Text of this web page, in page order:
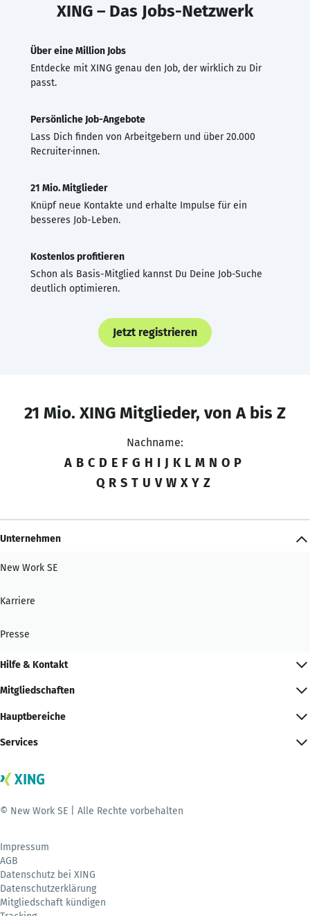
XING – Das Jobs-Netzwerk
Über eine Million Jobs
Entdecke mit XING genau den Job, der wirklich zu Dir
passt.
Persönliche Job-Angebote
Lass Dich finden von Arbeitgebern und über 20.000
Recruiter·innen.
21 Mio. Mitglieder
Knüpf neue Kontakte und erhalte Impulse für ein
besseres Job-Leben.
Kostenlos profitieren
Schon als Basis-Mitglied kannst Du Deine Job-Suche
deutlich optimieren.
Jetzt registrieren
21 Mio. XING Mitglieder, von A bis Z
Nachname:
A B C D E F G H I J K L M N O P
Q R S T U V W X Y Z
Unternehmen
New Work SE
Karriere
Presse
Hilfe & Kontakt
Mitgliedschaften
Hauptbereiche
Services
© New Work SE | Alle Rechte vorbehalten
Impressum
AGB
Datenschutz bei XING
Datenschutzerklärung
Mitgliedschaft kündigen